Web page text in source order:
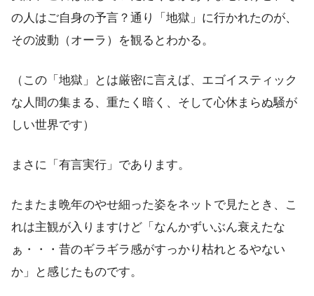
の人はご自身の予言？通り「地獄」に行かれたのが、
その波動（オーラ）を観るとわかる。
（この「地獄」とは厳密に言えば、エゴイスティック
な人間の集まる、重たく暗く、そして心休まらぬ騒が
しい世界です）
まさに「有言実行」であります。
たまたま晩年のやせ細った姿をネットで見たとき、こ
れは主観が入りますけど「なんかずいぶん衰えたな
ぁ・・・昔のギラギラ感がすっかり枯れとるやない
か」と感じたものです。